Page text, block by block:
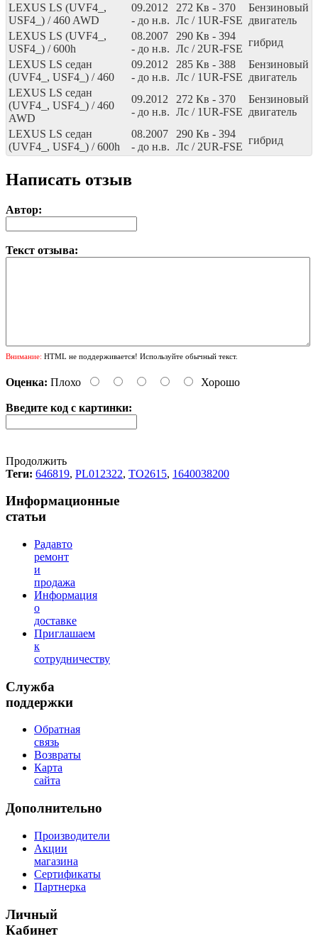
LEXUS LS (UVF4_,
USF4_) / 460 AWD
09.2012
- до н.в.
272 Кв - 370
Лс / 1UR-FSE
Бензиновый
двигатель
LEXUS LS (UVF4_,
USF4_) / 600h
08.2007
- до н.в.
290 Кв - 394
Лс / 2UR-FSE
гибрид
LEXUS LS седан
(UVF4_, USF4_) / 460
09.2012
- до н.в.
285 Кв - 388
Лс / 1UR-FSE
Бензиновый
двигатель
LEXUS LS седан
(UVF4_, USF4_) / 460
AWD
09.2012
- до н.в.
272 Кв - 370
Лс / 1UR-FSE
Бензиновый
двигатель
LEXUS LS седан
(UVF4_, USF4_) / 600h
08.2007
- до н.в.
290 Кв - 394
Лс / 2UR-FSE
гибрид
Написать отзыв
Автор:
Текст отзыва:
Внимание: HTML не поддерживается! Используйте обычный текст.
Оценка: Плохо Хорошо
Введите код с картинки:
Продолжить
Теги: 646819, PL012322, TO2615, 1640038200
Информационные
статьи
Радавто
ремонт
и
продажа
Информация
о
доставке
Приглашаем
к
сотрудничеству
Служба
поддержки
Обратная
связь
Возвраты
Карта
сайта
Дополнительно
Производители
Акции
магазина
Сертификаты
Партнерка
Личный
Кабинет